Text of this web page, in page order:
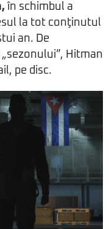
în schimbul a
la tot conţinutul
an. De
Hitman
pe disc.